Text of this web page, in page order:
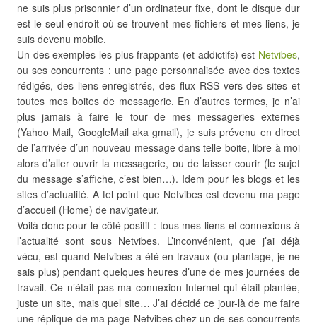
ne suis plus prisonnier d’un ordinateur fixe, dont le disque dur
est le seul endroit où se trouvent mes fichiers et mes liens, je
suis devenu mobile.
Un des exemples les plus frappants (et addictifs) est Netvibes,
ou ses concurrents : une page personnalisée avec des textes
rédigés, des liens enregistrés, des flux RSS vers des sites et
toutes mes boites de messagerie. En d’autres termes, je n’ai
plus jamais à faire le tour de mes messageries externes
(Yahoo Mail, GoogleMail aka gmail), je suis prévenu en direct
de l’arrivée d’un nouveau message dans telle boite, libre à moi
alors d’aller ouvrir la messagerie, ou de laisser courir (le sujet
du message s’affiche, c’est bien…). Idem pour les blogs et les
sites d’actualité. A tel point que Netvibes est devenu ma page
d’accueil (Home) de navigateur.
Voilà donc pour le côté positif : tous mes liens et connexions à
l’actualité sont sous Netvibes. L’inconvénient, que j’ai déjà
vécu, est quand Netvibes a été en travaux (ou plantage, je ne
sais plus) pendant quelques heures d’une de mes journées de
travail. Ce n’était pas ma connexion Internet qui était plantée,
juste un site, mais quel site… J’ai décidé ce jour-là de me faire
une réplique de ma page Netvibes chez un de ses concurrents